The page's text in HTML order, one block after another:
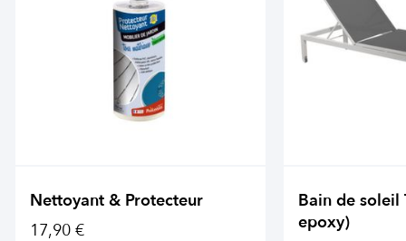
Nettoyant & Protecteur
17,90 €
Bain de
epoxy)